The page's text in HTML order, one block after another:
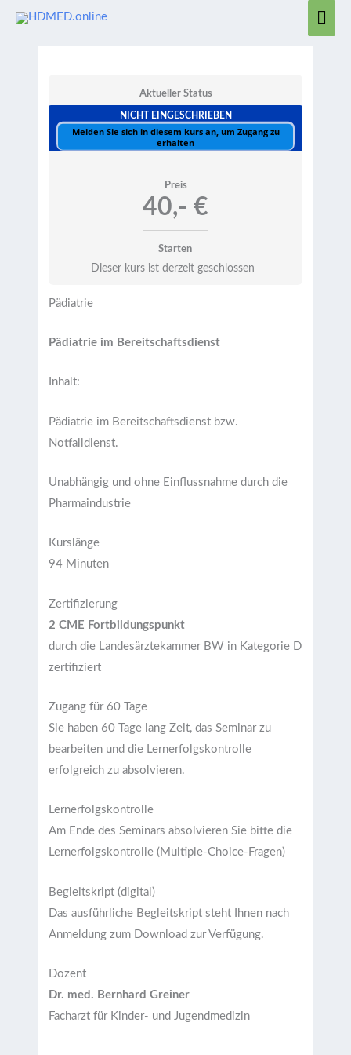
Zum
Aktueller Status
NICHT EINGESCHRIEBEN
Melden Sie sich in diesem kurs an, um Zugang zu
erhalten
Preis
40,- €
Starten
Dieser kurs ist derzeit geschlossen
Pädiatrie
Pädiatrie im Bereitschaftsdienst
Inhalt:
Pädiatrie im Bereitschaftsdienst bzw.
Notfalldienst.
Unabhängig und ohne Einflussnahme durch die
Pharmaindustrie
Kurslänge
94 Minuten
Zertifizierung
2 CME Fortbildungspunkt
durch die Landesärztekammer BW in Kategorie D
zertifiziert
Zugang für 60 Tage
Sie haben 60 Tage lang Zeit, das Seminar zu
bearbeiten und die Lernerfolgskontrolle
erfolgreich zu absolvieren.
Lernerfolgskontrolle
Am Ende des Seminars absolvieren Sie bitte die
Lernerfolgskontrolle (Multiple-Choice-Fragen)
Begleitskript (digital)
Das ausführliche Begleitskript steht Ihnen nach
Anmeldung zum Download zur Verfügung.
Dozent
Dr. med. Bernhard Greiner
Facharzt für Kinder- und Jugendmedizin